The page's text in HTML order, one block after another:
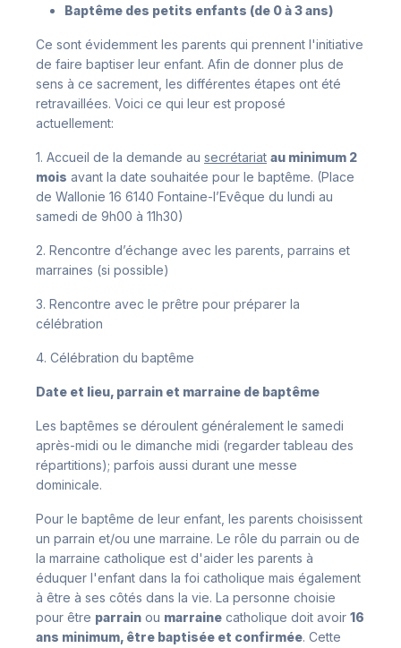
Baptême des petits enfants (de 0 à 3 ans)
Ce sont évidemment les parents qui prennent l'initiative
de faire baptiser leur enfant. Afin de donner plus de
sens à ce sacrement, les différentes étapes ont été
retravaillées. Voici ce qui leur est proposé
actuellement:
1. Accueil de la demande au secrétariat au minimum 2
mois avant la date souhaitée pour le baptême. (Place
de Wallonie 16 6140 Fontaine-l’Evêque du lundi au
samedi de 9h00 à 11h30)
2. Rencontre d’échange avec les parents, parrains et
marraines (si possible)
3. Rencontre avec le prêtre pour préparer la
célébration
4. Célébration du baptême
Date et lieu, parrain et marraine de baptême
Les baptêmes se déroulent généralement le samedi
après-midi ou le dimanche midi (regarder tableau des
répartitions); parfois aussi durant une messe
dominicale.
Pour le baptême de leur enfant, les parents choisissent
un parrain et/ou une marraine. Le rôle du parrain ou de
la marraine catholique est d'aider les parents à
éduquer l'enfant dans la foi catholique mais également
à être à ses côtés dans la vie. La personne choisie
pour être parrain ou marraine catholique doit avoir 16
ans minimum, être baptisée et confirmée. Cette